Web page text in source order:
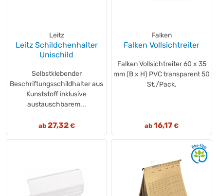
Leitz
Leitz Schildchenhalter
Unischild
Selbstklebender
Beschriftungsschildhalter aus
Kunststoff inklusive
austauschbarem...
ab 27,32€
Falken
Falken Vollsichtreiter
Falken Vollsichtreiter 60 x 35
mm (B x H) PVC transparent 50
St./Pack.
ab 16,17 €